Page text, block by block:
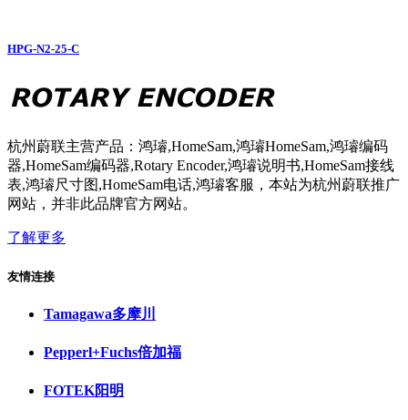
HPG-N2-25-C
杭州蔚联主营产品：鸿璿,HomeSam,鸿璿HomeSam,鸿璿编码
器,HomeSam编码器,Rotary Encoder,鸿璿说明书,HomeSam接线
表,鸿璿尺寸图,HomeSam电话,鸿璿客服，本站为杭州蔚联推广
网站，并非此品牌官方网站。
了解更多
友情连接
Tamagawa多摩川
Pepperl+Fuchs倍加福
FOTEK阳明